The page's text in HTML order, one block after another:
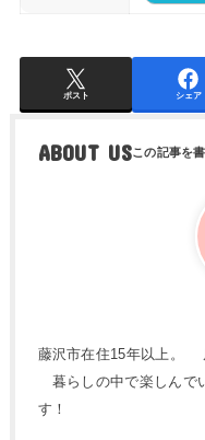
ポスト シェア
ABOUT US
藤沢市在住15年以上。
暮らしの中で楽しんで
す！